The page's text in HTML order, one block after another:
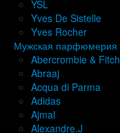
YSL
Yves De Sistelle
Yves Rocher
Мужская парфюмерия
Abercrombie & Fitch
Abraaj
Acqua di Parma
Adidas
Ajmal
Alexandre.J